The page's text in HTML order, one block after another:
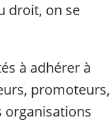
droit, on se
à adhérer à
promoteurs,
organisations